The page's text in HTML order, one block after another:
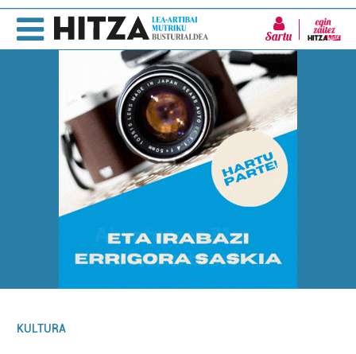
Sartu
KULTURA